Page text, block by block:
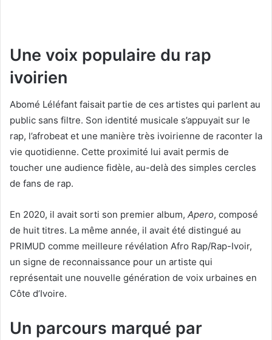
Une voix populaire du rap
ivoirien
Abomé Léléfant faisait partie de ces artistes qui parlent au
public sans filtre. Son identité musicale s’appuyait sur le
rap, l’afrobeat et une manière très ivoirienne de raconter la
vie quotidienne. Cette proximité lui avait permis de
toucher une audience fidèle, au-delà des simples cercles
de fans de rap.
En 2020, il avait sorti son premier album, Apero, composé
de huit titres. La même année, il avait été distingué au
PRIMUD comme meilleure révélation Afro Rap/Rap-Ivoir,
un signe de reconnaissance pour un artiste qui
représentait une nouvelle génération de voix urbaines en
Côte d’Ivoire.
Un parcours marqué par